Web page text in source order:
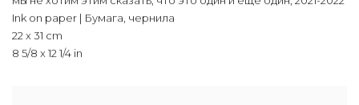
Ink on paper | Бумага, чернила
22 x 31 cm
8 5/8 x 12 1/4 in